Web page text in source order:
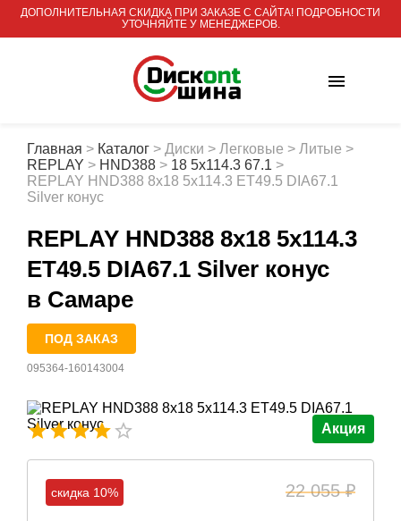
ДОПОЛНИТЕЛЬНАЯ СКИДКА ПРИ ЗАКАЗЕ С САЙТА! ПОДРОБНОСТИ
УТОЧНЯЙТЕ У МЕНЕДЖЕРОВ.
Главная > Каталог > Диски > Легковые > Литые >
REPLAY > HND388 > 18 5x114.3 67.1 >
REPLAY HND388 8x18 5x114.3 ET49.5 DIA67.1
Silver конус
REPLAY HND388 8x18 5x114.3
ET49.5 DIA67.1 Silver конус
в Самаре
ПОД ЗАКАЗ
095364-160143004
Акция
скидка 10% 22 055